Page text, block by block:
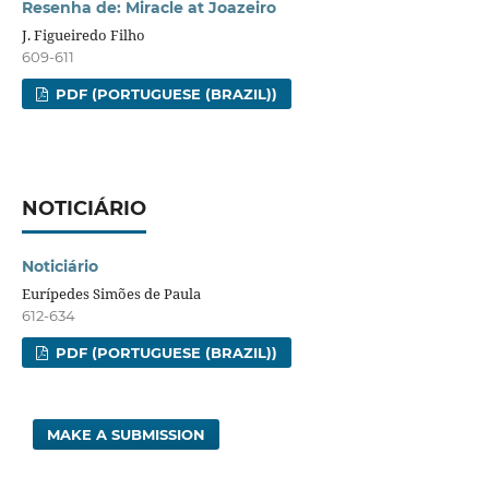
Resenha de: Miracle at Joazeiro
J. Figueiredo Filho
609-611
PDF (PORTUGUESE (BRAZIL))
NOTICIÁRIO
Noticiário
Eurípedes Simões de Paula
612-634
PDF (PORTUGUESE (BRAZIL))
MAKE A SUBMISSION